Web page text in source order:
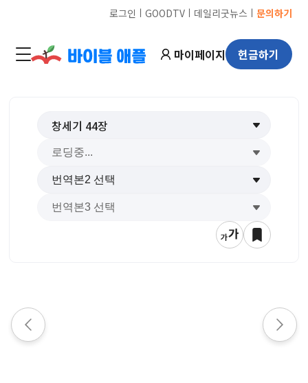
로그인 ㅣ GOODTVㅣ 데일리굿뉴스 ㅣ 문의하기
마이페이지 헌금하기
창세기 44장